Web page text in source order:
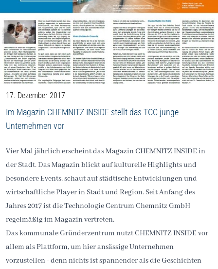
17. Dezember 2017
Im Magazin CHEMNITZ INSIDE stellt das TCC junge
Unternehmen vor
Vier Mal jährlich erscheint das Magazin CHEMNITZ INSIDE in
der Stadt. Das Magazin blickt auf kulturelle Highlights und
besondere Events, schaut auf städtische Entwicklungen und
wirtschaftliche Player in Stadt und Region. Seit Anfang des
Jahres 2017 ist die Technologie Centrum Chemnitz GmbH
regelmäßig im Magazin vertreten.
Das kommunale Gründerzentrum nutzt CHEMNITZ INSIDE vor
allem als Plattform, um hier ansässige Unternehmen
vorzustellen - denn nichts ist spannender als die Geschichten